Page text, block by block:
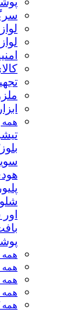
ابزار
همه
همه
همه
همه
همه